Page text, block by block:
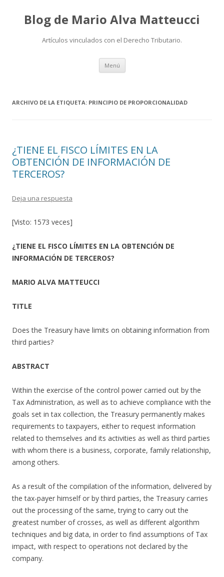
Blog de Mario Alva Matteucci
Artículos vinculados con el Derecho Tributario.
Menú Ir
contenido
ARCHIVO DE LA ETIQUETA: PRINCIPIO DE PROPORCIONALIDAD
¿TIENE EL FISCO LÍMITES EN LA
OBTENCIÓN DE INFORMACIÓN DE
TERCEROS?
Deja una respuesta
[Visto: 1573 veces]
¿TIENE EL FISCO LÍMITES EN LA OBTENCIÓN DE
INFORMACIÓN DE TERCEROS?
MARIO ALVA MATTEUCCI
TITLE
Does the Treasury have limits on obtaining information from
third parties?
ABSTRACT
Within the exercise of the control power carried out by the
Tax Administration, as well as to achieve compliance with the
goals set in tax collection, the Treasury permanently makes
requirements to taxpayers, either to request information
related to themselves and its activities as well as third parties
with whom there is a business, corporate, family relationship,
among others.
As a result of the compilation of the information, delivered by
the tax-payer himself or by third parties, the Treasury carries
out the processing of the same, trying to carry out the
greatest number of crosses, as well as different algorithm
techniques and big data, in order to find assumptions of Tax
impact, with respect to operations not declared by the
company.